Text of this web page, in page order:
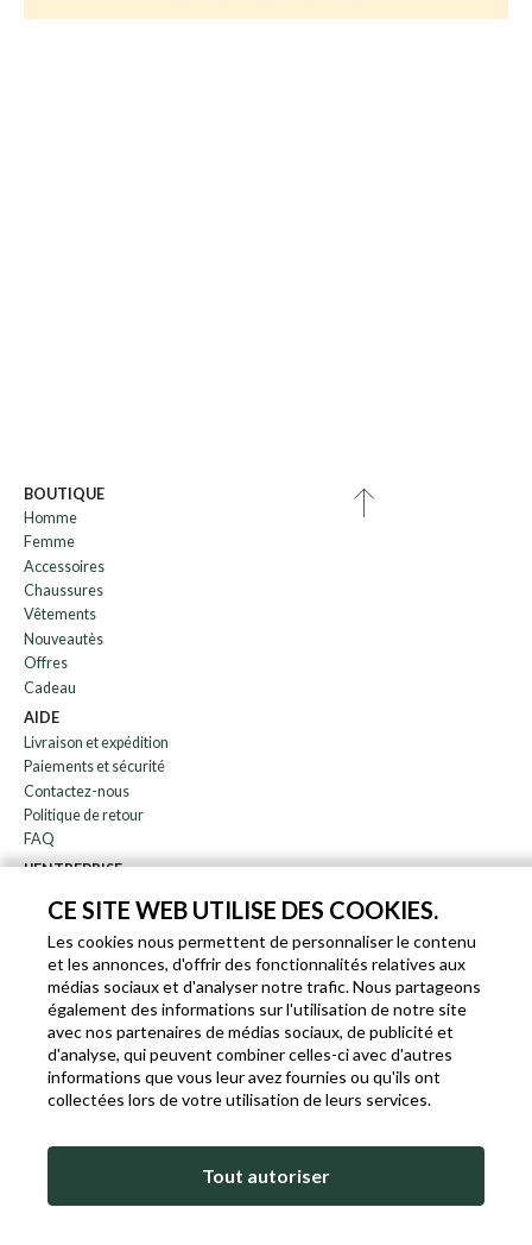
CE SITE WEB UTILISE DES COOKIES.
Les cookies nous permettent de personnaliser le contenu
et les annonces, d'offrir des fonctionnalités relatives aux
médias sociaux et d'analyser notre trafic. Nous partageons
également des informations sur l'utilisation de notre site
avec nos partenaires de médias sociaux, de publicité et
d'analyse, qui peuvent combiner celles-ci avec d'autres
informations que vous leur avez fournies ou qu'ils ont
collectées lors de votre utilisation de leurs services.
Tout autoriser
BOUTIQUE
Homme
Femme
Accessoires
Chaussures
Vêtements
Nouveautès
Offres
Cadeau
AIDE
Livraison et expédition
Paiements et sécurité
Contactez-nous
Politique de retour
FAQ
L'ENTREPRISE
À propos de nous
Blog
Affiliation
EN IT FR DE